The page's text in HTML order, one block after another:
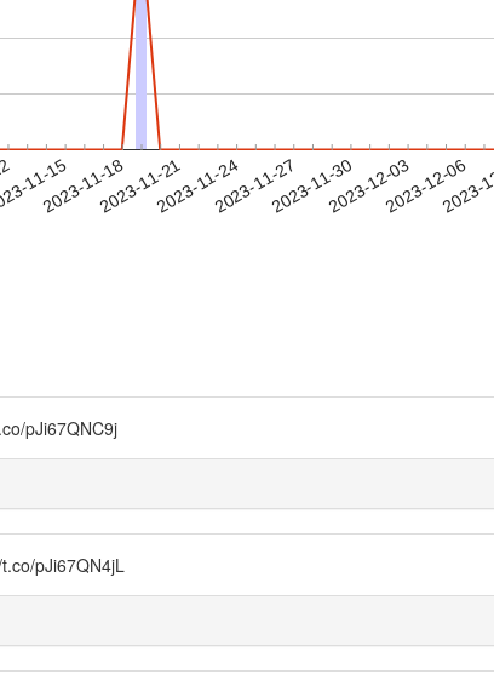
11-15
2023-11-182023-11-212023-11-242023-11-272023-11-302023-12-032023-12-06
pJi67QNC9j
pJi67QN4jL